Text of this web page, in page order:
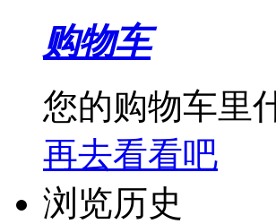
购物车
您的购物车里
再去看看吧
浏览历史